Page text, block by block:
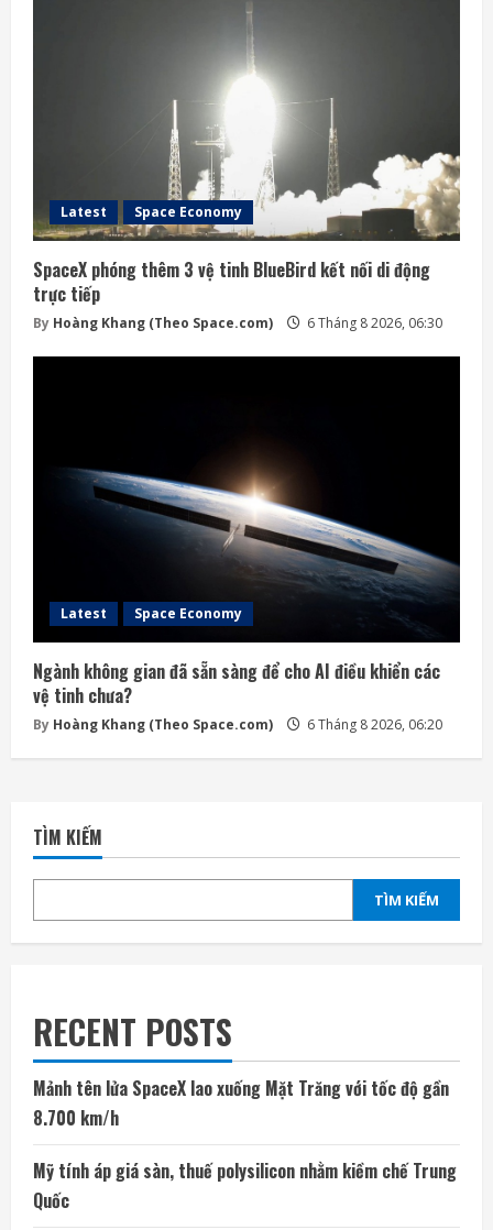
Latest Space Economy
SpaceX phóng thêm 3 vệ tinh BlueBird kết nối di động
trực tiếp
By Hoàng Khang (Theo Space.com) 6 Tháng 8 2026, 06:30
Latest Space Economy
Ngành không gian đã sẵn sàng để cho AI điều khiển các
vệ tinh chưa?
By Hoàng Khang (Theo Space.com) 6 Tháng 8 2026, 06:20
TÌM KIẾM
TÌM KIẾM
RECENT POSTS
Mảnh tên lửa SpaceX lao xuống Mặt Trăng với tốc độ gần
8.700 km/h
Mỹ tính áp giá sàn, thuế polysilicon nhằm kiềm chế Trung
Quốc